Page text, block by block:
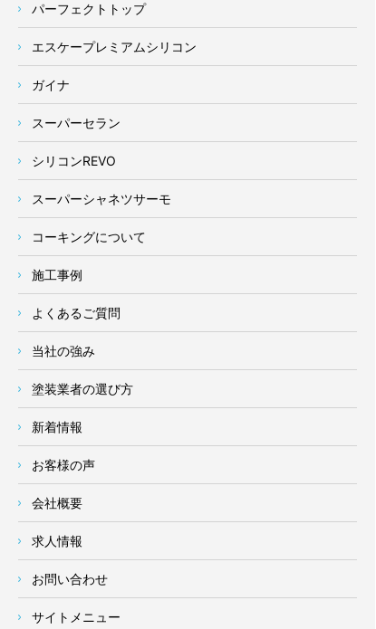
パーフェクトトップ
エスケープレミアムシリコン
ガイナ
スーパーセラン
シリコンREVO
スーパーシャネツサーモ
コーキングについて
施工事例
よくあるご質問
当社の強み
塗装業者の選び方
新着情報
お客様の声
会社概要
求人情報
お問い合わせ
サイトメニュー